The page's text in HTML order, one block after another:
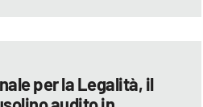
per la Legalità, il